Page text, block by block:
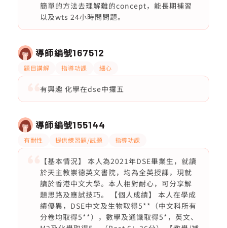
簡單的方法去理解難的concept，能長期補習
以及wts 24小時問問題。
導師編號167512
題目講解 指導功課 細心
有興趣 化學在dse中攞五
導師編號155144
有耐性 提供練習題/試題 指導功課
【基本情況】 本人為2021年DSE畢業生，就讀
於天主教崇德英文書院，均為全英授課，現就
讀於香港中文大學。本人相對耐心，可分享解
題思路及應試技巧。 【個人成績】 本人在學成
績優異，DSE中文及生物取得5**（中文科所有
分卷均取得5**），數學及通識取得5*，英文、